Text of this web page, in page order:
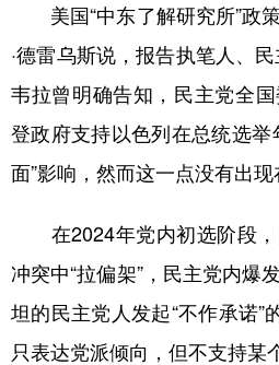
美国“中东了解研究所”政
·德雷乌斯说，报告执笔人、
韦拉曾明确告知，民主党全
登政府支持以色列在总统选举
面”影响，然而这一点没有出现
在2024年党内初选阶段，
冲突中“拉偏架”，民主党内爆
坦的民主党人发起“不作承诺”
只表达党派倾向，但不支持某